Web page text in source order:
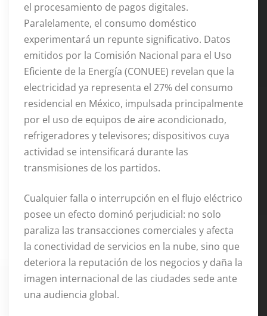
el procesamiento de pagos digitales.
Paralelamente, el consumo doméstico
experimentará un repunte significativo. Datos
emitidos por la Comisión Nacional para el Uso
Eficiente de la Energía (CONUEE) revelan que la
electricidad ya representa el 27% del consumo
residencial en México, impulsada principalmente
por el uso de equipos de aire acondicionado,
refrigeradores y televisores; dispositivos cuya
actividad se intensificará durante las
transmisiones de los partidos.
Cualquier falla o interrupción en el flujo eléctrico
posee un efecto dominó perjudicial: no solo
paraliza las transacciones comerciales y afecta
la conectividad de servicios en la nube, sino que
deteriora la reputación de los negocios y daña la
imagen internacional de las ciudades sede ante
una audiencia global.